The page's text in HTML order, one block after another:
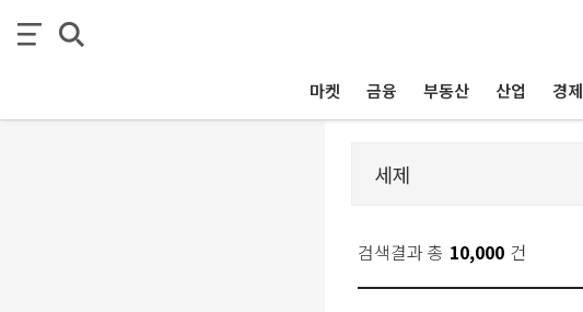
마켓 금융 부동산 산업 경제
검색결과 총 10,000 건